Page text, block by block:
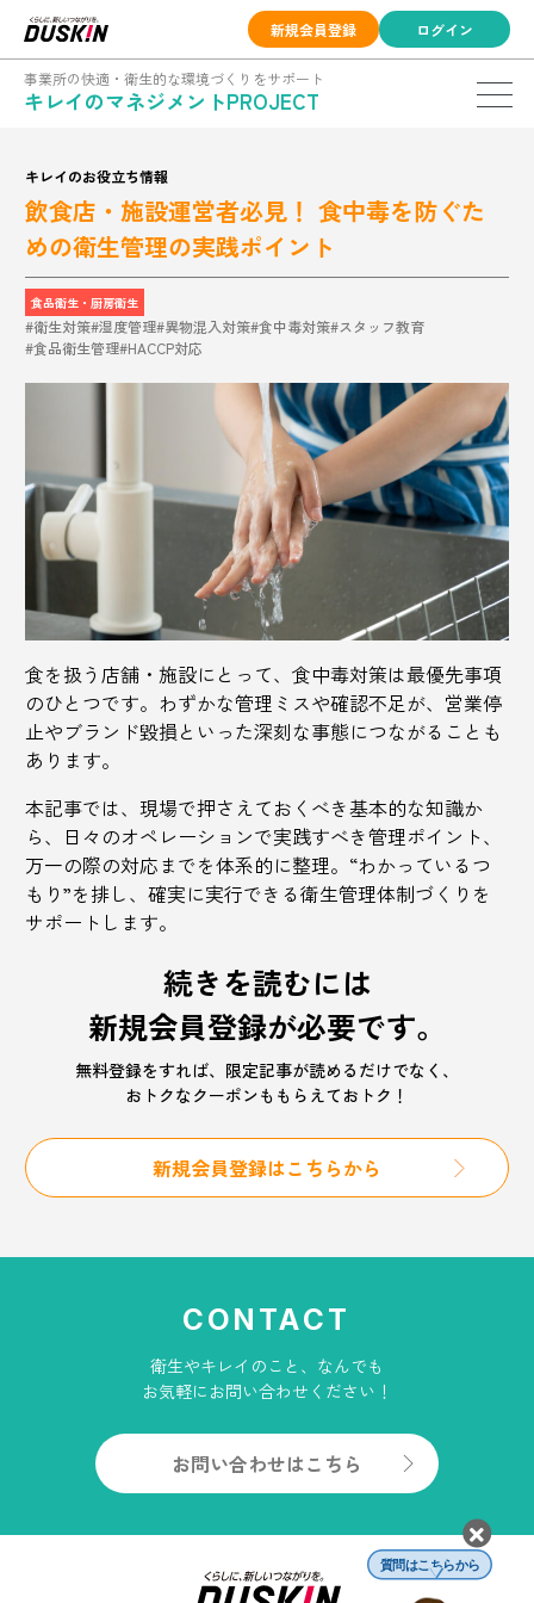
新規会員登録 ログイン
事業所の快適・衛生的な環境づくりをサポート
キレイのマネジメントPROJECT
キレイのお役立ち情報
飲食店・施設運営者必見！ 食中毒を防ぐた
めの衛生管理の実践ポイント
食品衛生・厨房衛生
#衛生対策#湿度管理#異物混入対策#食中毒対策#スタッフ教育
#食品衛生管理#HACCP対応
食を扱う店舗・施設にとって、食中毒対策は最優先事項
のひとつです。わずかな管理ミスや確認不足が、営業停
止やブランド毀損といった深刻な事態につながることも
あります。
本記事では、現場で押さえておくべき基本的な知識か
ら、日々のオペレーションで実践すべき管理ポイント、
万一の際の対応までを体系的に整理。“わかっているつ
もり”を排し、確実に実行できる衛生管理体制づくりを
サポートします。
続きを読むには
新規会員登録が必要です。
無料登録をすれば、限定記事が読めるだけでなく、
おトクなクーポンももらえておトク！
新規会員登録はこちらから
CONTACT
衛生やキレイのこと、なんでも
お気軽にお問い合わせください！
お問い合わせはこちら
質問はこちらから